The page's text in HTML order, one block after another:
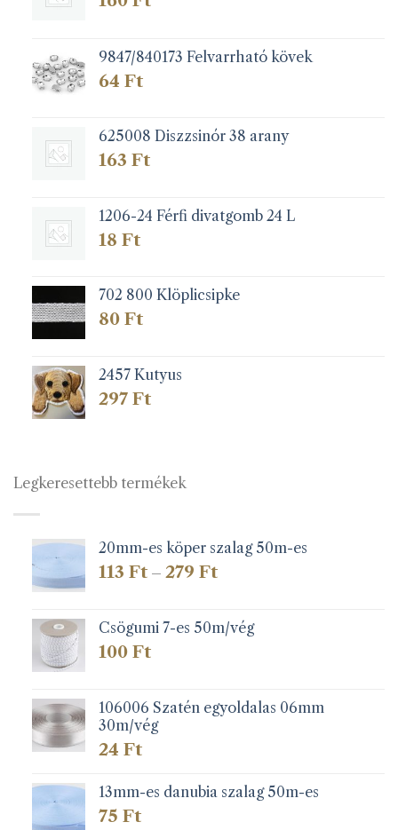
9847/840173 Felvarrható kövek
64 Ft
625008 Diszzsinór 38 arany
163 Ft
1206-24 Férfi divatgomb 24 L
18 Ft
702 800 Klöplicsipke
80 Ft
2457 Kutyus
297 Ft
Legkeresettebb termékek
20mm-es köper szalag 50m-es
113 Ft – 279 FtÁrtartomány:
279 Ft
Csögumi 7-es 50m/vég
100 Ft
106006 Szatén egyoldalas 06mm
30m/vég
24 Ft
13mm-es danubia szalag 50m-es
75 Ft